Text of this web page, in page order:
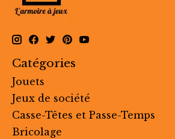
Catégories
Jouets
Jeux de société
Casse-Têtes et Passe-Temps
Bricolage